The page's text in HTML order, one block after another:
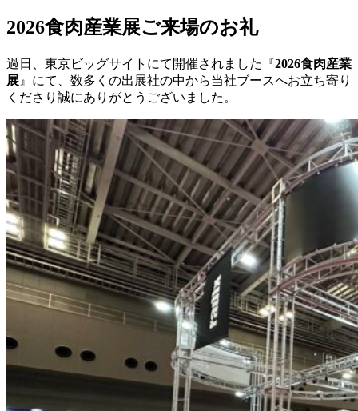
2026食肉産業展ご来場のお礼
過日、東京ビッグサイトにて開催されました『2026食肉産業
展 』にて、数多くの出展社の中から当社ブースへお立ち寄り
くださり誠にありがとうございました。